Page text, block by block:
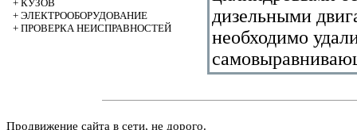
+ КУЗОВ
+ ЭЛЕКТРООБОРУДОВАНИЕ
+ ПРОВЕРКА НЕИСПРАВНОСТЕЙ
дизельными
необходимо
Продвижение сайта в сети, не дорого.